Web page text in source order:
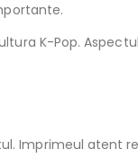
K-Pop.
Imprimeul atent